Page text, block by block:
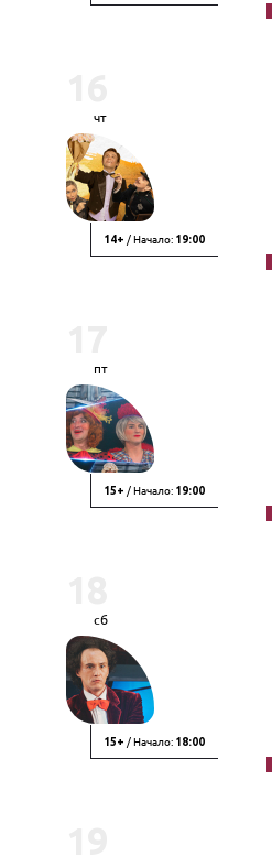
чт
14+ / Начало: 19:00
пт
15+ / Начало: 19:00
сб
15+ / Начало: 18:00